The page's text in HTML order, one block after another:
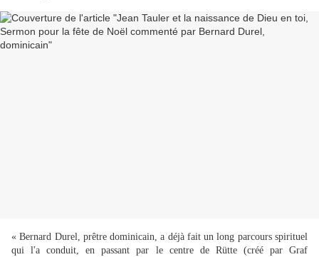
« Bernard Durel, prêtre dominicain, a déjà fait un long parcours spirituel
qui l'a conduit, en passant par le centre de Rütte (créé par Graf